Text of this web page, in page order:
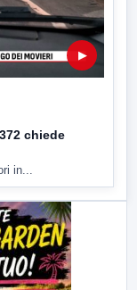
▶
chiede
in...